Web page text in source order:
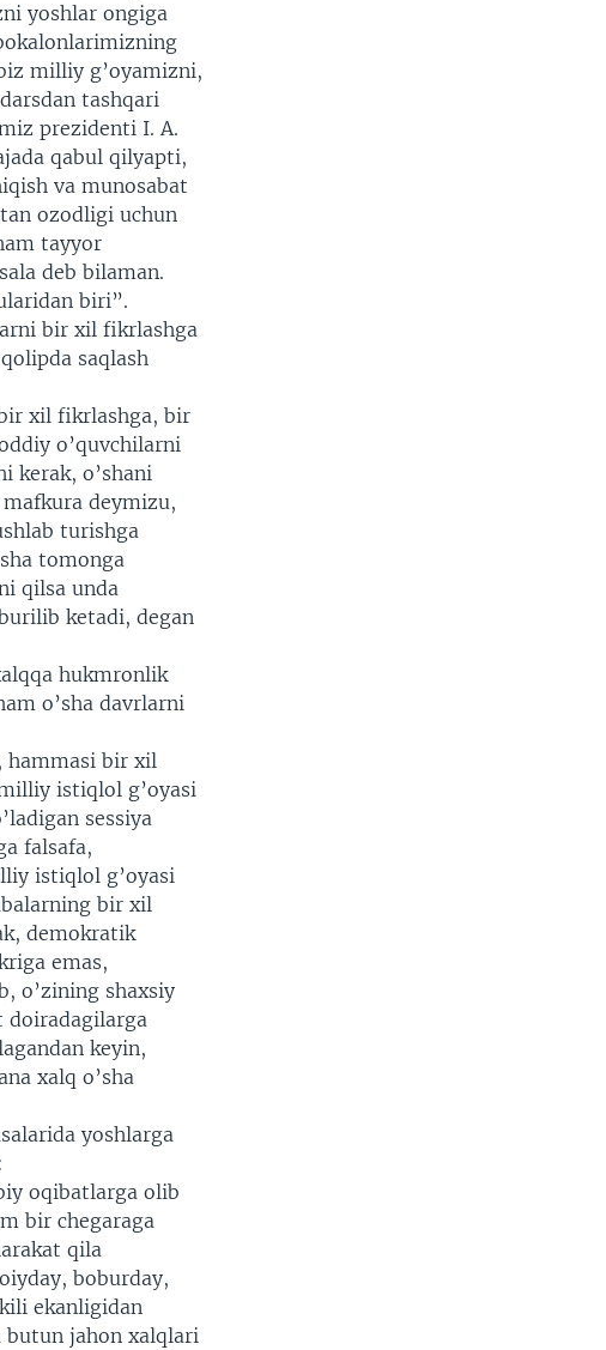
yoshlar ongiga
milliy g’oyamizni,
tashqari
prezidenti I. A.
qabul qilyapti,
va munosabat
ozodligi uchun
tayyor
deb bilaman.
biri”.
bir xil fikrlashga
saqlash
xil fikrlashga, bir
o’quvchilarni
kerak, o’shani
deymizu,
turishga
tomonga
qilsa unda
ketadi, degan
hukmronlik
o’sha davrlarni
hammasi bir xil
istiqlol g’oyasi
sessiya
falsafa,
istiqlol g’oyasi
bir xil
demokratik
emas,
o’zining shaxsiy
doiradagilarga
keyin,
xalq o’sha
yoshlarga
oqibatlarga olib
bir chegaraga
qila
boburday,
ekanligidan
butun jahon xalqlari